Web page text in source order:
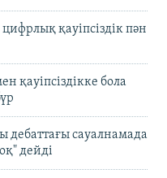
қауіпсіздік пән
қауіпсіздікке бола
дебаттағы сауалнамада
дейді